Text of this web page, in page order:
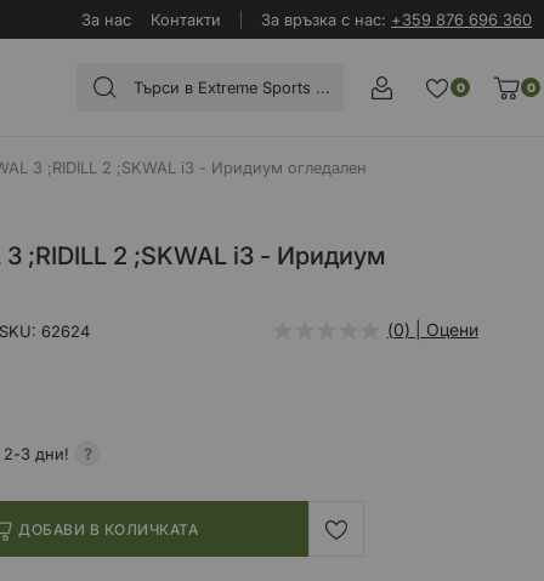
За нас Контакти За връзка с нас: +359 876 696 360
0
0
3 ;RIDILL 2 ;SKWAL i3 - Иридиум огледален
;RIDILL 2 ;SKWAL i3 - Иридиум
62624 (0) | Оцени
2-3 дни!
ДОБАВИ В КОЛИЧКАТА